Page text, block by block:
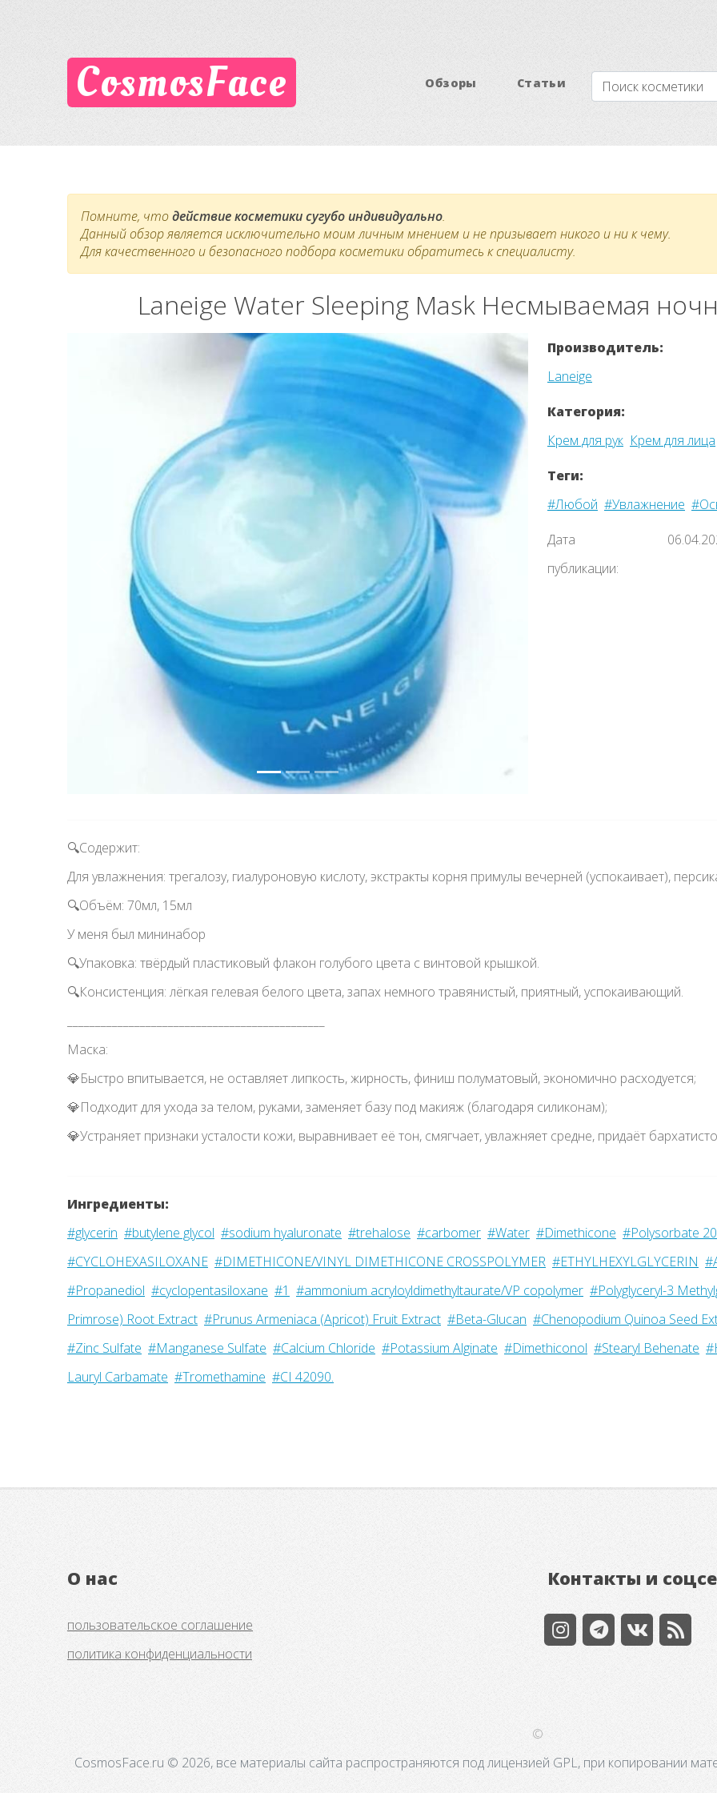
CosmosFace Обзоры Статьи
Помните, чтодействие косметики сугубо индивидуально.
Данный обзор является исключительно моим личным мнением и не призывает никого и ни к чему.
Для качественного и безопасного подбора косметики обратитесь к специалисту.
Laneige Water Sleeping Mask Несмываемая
Вперёд
Производитель:
Laneige
Категория:
Крем для рук Крем для лица
Теги:
#Любой #Увлажнение
Дата
публикации:
🔍Содержит:
Для увлажнения: трегалозу, гиалуроновую кислоту, экстракты корня примулы вечерней (успокаивает),
🔍Объём: 70мл, 15мл
У меня был мининабор
🔍Упаковка: твёрдый пластиковый флакон голубого цвета с винтовой крышкой.
🔍Консистенция: лёгкая гелевая белого цвета, запах немного травянистый, приятный, успокаивающий.
Маска:
💎Быстро впитывается, не оставляет липкость, жирность, финиш полуматовый, экономично расходуется;
💎Подходит для ухода за телом, руками, заменяет базу под макияж (благодаря силиконам);
💎Устраняет признаки усталости кожи, выравнивает её тон, смягчает, увлажняет средне, придаёт
Ингредиенты:
#glycerin #butylene glycol #sodium hyaluronate #trehalose #carbomer #Water #Dimethicone #Polysorbate 20
#CYCLOHEXASILOXANE #DIMETHICONE/VINYL DIMETHICONE CROSSPOLYMER #ETHYLHEXYLGLYCERIN
#Propanediol #cyclopentasiloxane #1 #ammonium acryloyldimethyltaurate/VP copolymer #Polyglyceryl-3
Primrose) Root Extract #Prunus Armeniaca (Apricot) Fruit Extract #Beta-Glucan #Chenopodium Quinoa Seed
#Zinc Sulfate #Manganese Sulfate #Calcium Chloride #Potassium Alginate #Dimethiconol #Stearyl Behenate
Lauryl Carbamate #Tromethamine #CI 42090.
О нас
пользовательское соглашение
политика конфиденциальности
Контакты и
©
CosmosFace.ru © 2026, все материалы сайта распространяются под лицензией GPL, при копировании